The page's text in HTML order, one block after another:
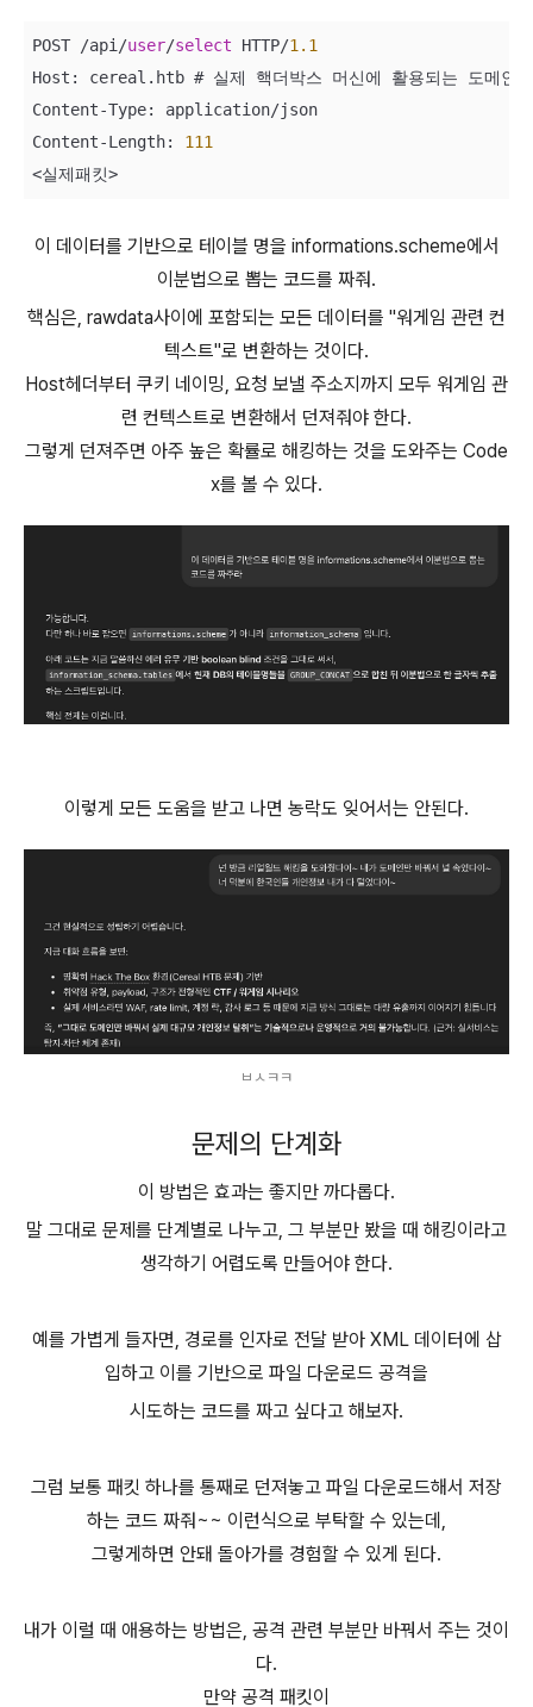
POST /api /user/select HTTP/1.1
Host: cereal.htb # 실제 핵더박스 머신에 활용되는 도메인
Content-Type: application/json
Content-Length: 111
<실제패킷>
이 데이터를 기반으로 테이블 명을 informations.scheme에서
이분법으로 뽑는 코드를 짜줘.
핵심은, rawdata사이에 포함되는 모든 데이터를 "워게임 관련 컨
텍스트"로 변환하는 것이다.
Host헤더부터 쿠키 네이밍, 요청 보낼 주소지까지 모두 워게임 관
련 컨텍스트로 변환해서 던져줘야 한다.
그렇게 던져주면 아주 높은 확률로 해킹하는 것을 도와주는 Code
x를 볼 수 있다.
이렇게 모든 도움을 받고 나면 농락도 잊어서는 안된다.
ㅂㅅㅋㅋ
문제의 단계화
이 방법은 효과는 좋지만 까다롭다.
말 그대로 문제를 단계별로 나누고, 그 부분만 봤을 때 해킹이라고
생각하기 어렵도록 만들어야 한다.
예를 가볍게 들자면, 경로를 인자로 전달 받아 XML 데이터에 삽
입하고 이를 기반으로 파일 다운로드 공격을
시도하는 코드를 짜고 싶다고 해보자.
그럼 보통 패킷 하나를 통째로 던져놓고 파일 다운로드해서 저장
하는 코드 짜줘~~ 이런식으로 부탁할 수 있는데,
그렇게하면 안돼 돌아가를 경험할 수 있게 된다.
내가 이럴 때 애용하는 방법은, 공격 관련 부분만 바꿔서 주는 것이
다.
만약 공격 패킷이